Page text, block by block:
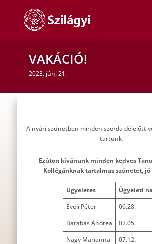
VAKÁCIÓ!
2023. jún. 21.
A nyári szünetben minden szerda délelőtt
tartunk.
Ezúton kívánunk minden kedves
Kollégánknak tartalmas szünetet,
Ügyeletes
Ügyeleti
Eveli Péter
06.28.
Barabás Andrea
07.05.
Nagy Marianna
07.12.